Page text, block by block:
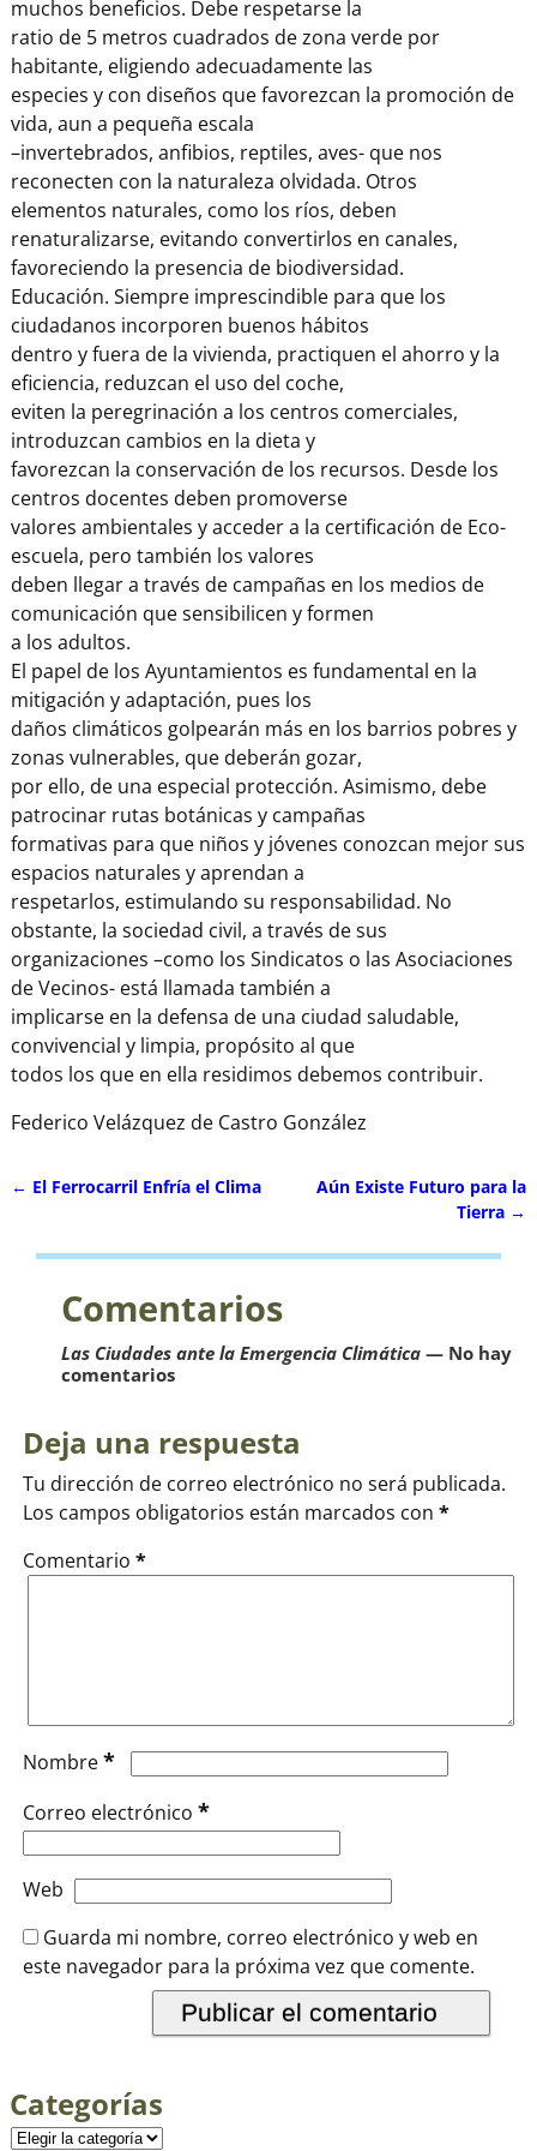
muchos beneficios. Debe respetarse la
ratio de 5 metros cuadrados de zona verde por
habitante, eligiendo adecuadamente las
especies y con diseños que favorezcan la promoción de
vida, aun a pequeña escala
–invertebrados, anfibios, reptiles, aves- que nos
reconecten con la naturaleza olvidada. Otros
elementos naturales, como los ríos, deben
renaturalizarse, evitando convertirlos en canales,
favoreciendo la presencia de biodiversidad.
Educación. Siempre imprescindible para que los
ciudadanos incorporen buenos hábitos
dentro y fuera de la vivienda, practiquen el ahorro y la
eficiencia, reduzcan el uso del coche,
eviten la peregrinación a los centros comerciales,
introduzcan cambios en la dieta y
favorezcan la conservación de los recursos. Desde los
centros docentes deben promoverse
valores ambientales y acceder a la certificación de Eco-
escuela, pero también los valores
deben llegar a través de campañas en los medios de
comunicación que sensibilicen y formen
a los adultos.
El papel de los Ayuntamientos es fundamental en la
mitigación y adaptación, pues los
daños climáticos golpearán más en los barrios pobres y
zonas vulnerables, que deberán gozar,
por ello, de una especial protección. Asimismo, debe
patrocinar rutas botánicas y campañas
formativas para que niños y jóvenes conozcan mejor sus
espacios naturales y aprendan a
respetarlos, estimulando su responsabilidad. No
obstante, la sociedad civil, a través de sus
organizaciones –como los Sindicatos o las Asociaciones
de Vecinos- está llamada también a
implicarse en la defensa de una ciudad saludable,
convivencial y limpia, propósito al que
todos los que en ella residimos debemos contribuir.
Federico Velázquez de Castro González
← El Ferrocarril Enfría el Clima
Aún Existe Futuro para la
Tierra →
Comentarios
Las Ciudades ante la Emergencia Climática— No hay
comentarios
Deja una respuesta
Tu dirección de correo electrónico no será publicada.
Los campos obligatorios están marcados con *
Comentario *
Nombre*
Correo electrónico *
Web
Guarda mi nombre, correo electrónico y web en
este navegador para la próxima vez que comente.
Categorías